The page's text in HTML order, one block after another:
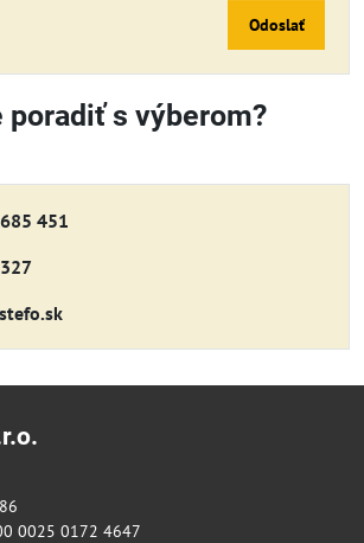
Odoslať
poradiť s výberom?
451
0025 0172 4647